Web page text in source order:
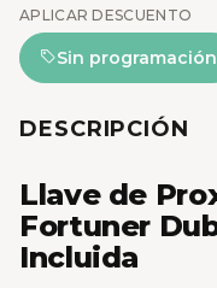
APLICAR DESCUENTO
Sin programación
DESCRIPCIÓN
Llave de
Fortuner
Incluida